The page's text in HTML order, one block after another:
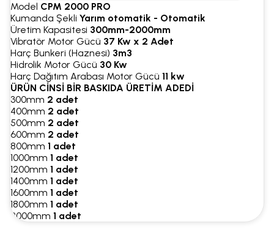
Model CPM 2000 PRO
Kumanda Şekli Yarım otomatik - Otomatik
Üretim Kapasitesi 300mm-2000mm
Vibratör Motor Gücü 37 Kw x 2 Adet
Harç Bunkeri (Haznesi) 3m3
Hidrolik Motor Gücü 30 Kw
Harç Dağıtım Arabası Motor Gücü 11 kw
ÜRÜN CİNSİ BİR BASKIDA ÜRETİM ADEDİ
300mm 2 adet
400mm 2 adet
500mm 2 adet
600mm 2 adet
800mm 1 adet
1000mm 1 adet
1200mm 1 adet
1400mm 1 adet
1600mm 1 adet
1800mm 1 adet
2000mm 1 adet